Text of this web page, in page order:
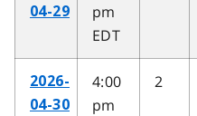
04-29
pm
EDT
2026-
04-30
4:00
pm
2